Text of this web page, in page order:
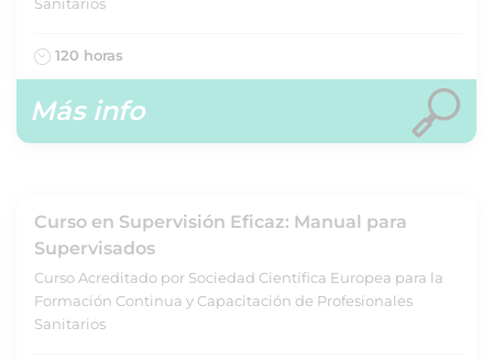
120 horas
Más info
Curso en Supervisión Eficaz: Manual para
Supervisados
Curso Acreditado por Sociedad Científica Europea para la
Formación Continua y Capacitación de Profesionales
Sanitarios